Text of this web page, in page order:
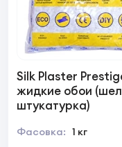
Silk Plaster
жидкие обои
штукатурка)
Фасовка: 1 кг